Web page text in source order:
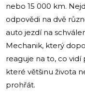
nebo 15 000 km.
odpovědi na dvě
auto jezdí na
Mechanik, který
reaguje na to, co
které většinu života
prohřát.